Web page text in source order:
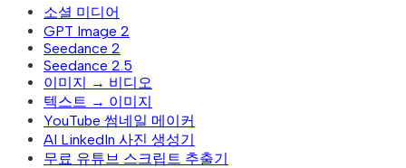
소셜 미디어
GPT Image 2
Seedance 2
Seedance 2.5
이미지 → 비디오
텍스트 → 이미지
YouTube 썸네일 메이커
AI LinkedIn 사진 생성기
무료 유튜브 스크립트 추출기